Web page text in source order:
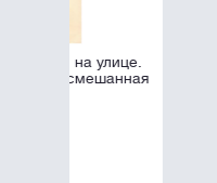
Булатов, Э.В.
Бумага,